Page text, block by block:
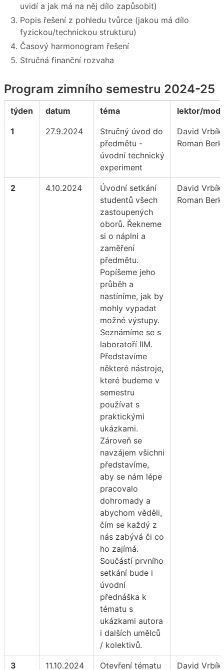
uvidí a jak má na něj dílo zapůsobit)
Popis řešení z pohledu tvůrce (jakou má dílo
fyzickou/technickou strukturu)
Časový harmonogram řešení
Stručná finanční rozvaha
Program zimního semestru 2024-25
týden datum téma lektor/
1 27.9.2024
Stručný úvod do
předmětu -
úvodní technický
experiment
David Vrbík,
Roman
2 4.10.2024
Úvodní setkání
studentů všech
zastoupených
oborů. Řekneme
si o náplni a
zaměření
předmětu.
Popíšeme jeho
průběh a
nastíníme, jak by
mohly vypadat
možné výstupy.
Seznámíme se s
laboratoří IIM.
Představíme
některé nástroje,
které budeme v
semestru
používat s
praktickými
ukázkami.
Zároveň se
navzájem všichni
představíme,
aby se nám lépe
pracovalo
dohromady a
abychom věděli,
čím se každý z
nás zabývá či co
ho zajímá.
Součástí prvního
setkání bude i
úvodní
přednáška k
tématu s
ukázkami autora
i dalších umělců
/ kolektivů.
David Vrbík,
Roman
3 11.10.2024 Otevření tématu David Vrbík,